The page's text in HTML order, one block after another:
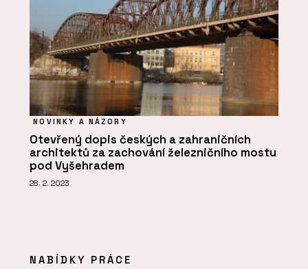
NOVINKY A NÁZORY
Otevřený dopis českých a zahraničních
architektů za zachování železničního mostu
pod Vyšehradem
28. 2. 2023
NABÍDKY PRÁCE